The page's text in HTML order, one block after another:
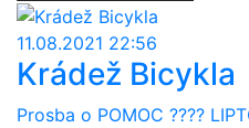
11.08.2021 22:56
Krádež Bicykla
Prosba o POMOC ????